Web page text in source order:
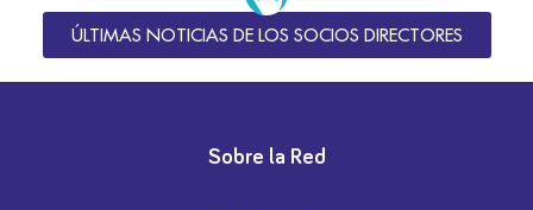
ÚLTIMAS NOTICIAS DE LOS SOCIOS DIRECTORES
Sobre la Red